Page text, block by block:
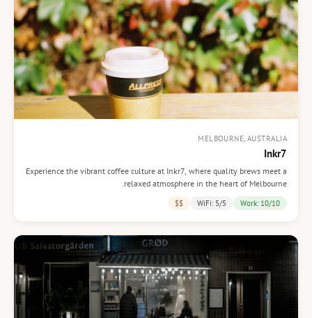
MELBOURNE, AUSTRALIA
Inkr7
Experience the vibrant coffee culture at Inkr7, where quality brews meet a
relaxed atmosphere in the heart of Melbourne.
Work: 10/10
WiFi: 5/5
$$